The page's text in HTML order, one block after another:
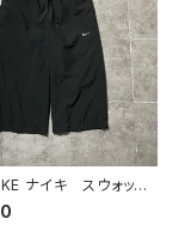
ナイキ スウォッシ
ゴ クロップド丈
黒 ナイロンショー